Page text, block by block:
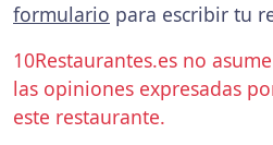
formulario para escribir tu
10Restaurantes.es no
las opiniones expresadas
este restaurante.